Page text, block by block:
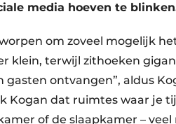
media hoeven te
om zoveel mogelijk
klein, terwijl zithoeken
ontvangen”, aldus
Kogan dat ruimtes waar je
of de slaapkamer –